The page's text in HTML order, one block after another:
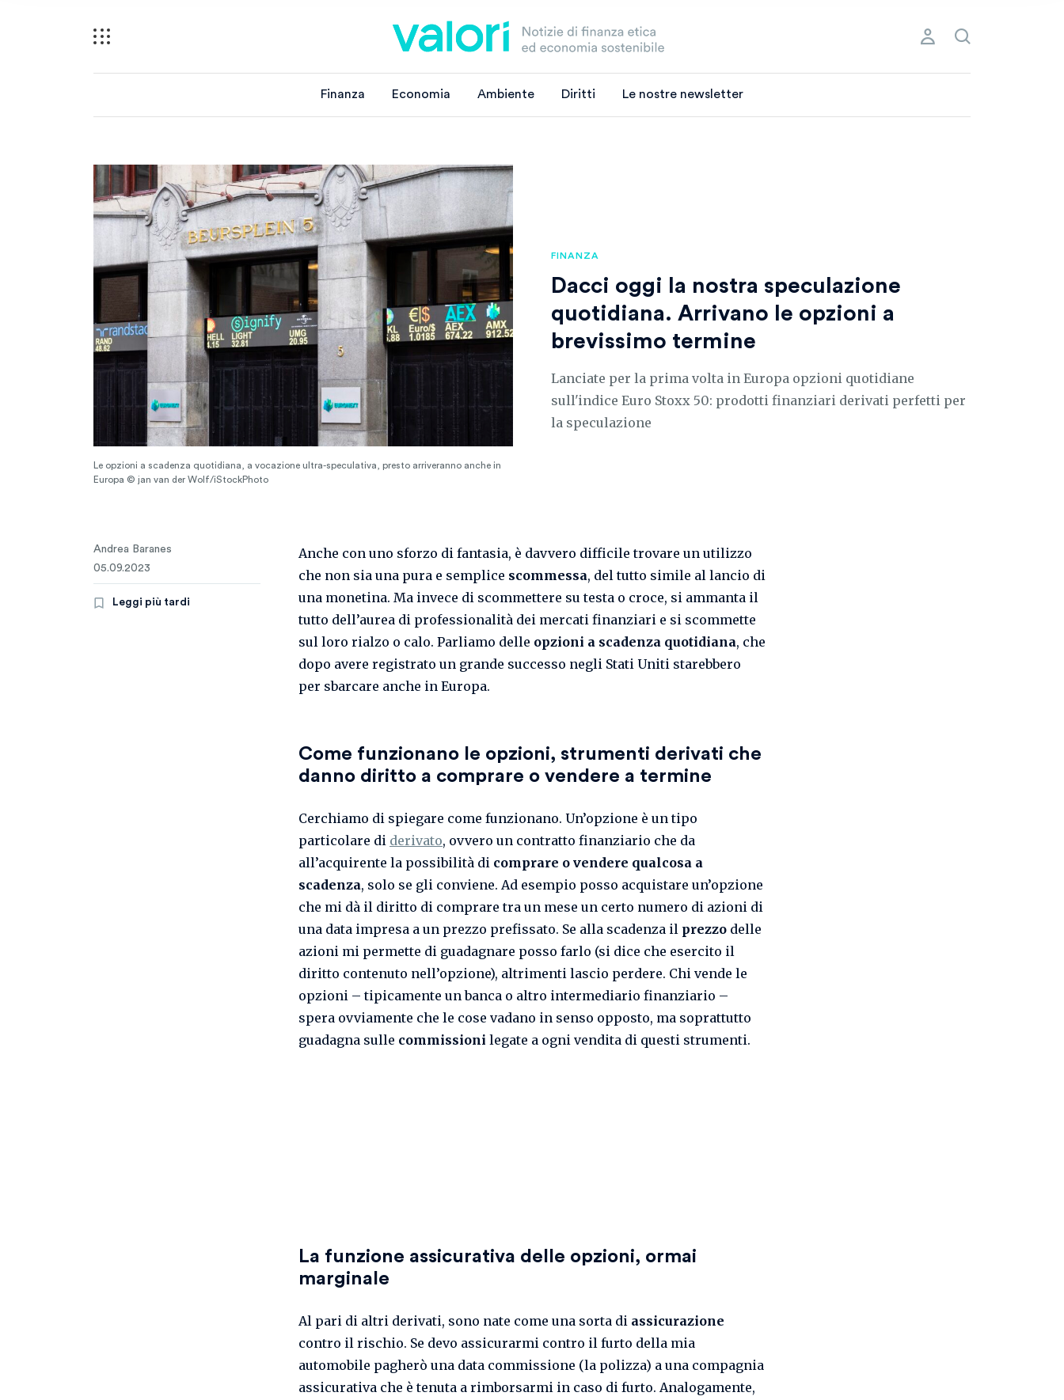
Finanza Economia Ambiente Diritti Le nostre newsletter
FINANZA
Dacci oggi la nostra speculazione
quotidiana. Arrivano le opzioni a
brevissimo termine
Lanciate per la prima volta in Europa opzioni quotidiane
sull'indice Euro Stoxx 50: prodotti finanziari derivati perfetti per
la speculazione
Le opzioni a scadenza quotidiana, a vocazione ultra-speculativa, presto arriveranno anche in
Europa © jan van der Wolf/iStockPhoto
Andrea Baranes
05.09.2023
Leggi più tardi
Anche con uno sforzo di fantasia, è davvero difficile trovare un utilizzo
che non sia una pura e semplice scommessa, del tutto simile al lancio di
una monetina. Ma invece di scommettere su testa o croce, si ammanta il
tutto dell’aurea di professionalità dei mercati finanziari e si scommette
sul loro rialzo o calo. Parliamo delle opzioni a scadenza quotidiana, che
dopo avere registrato un grande successo negli Stati Uniti starebbero
per sbarcare anche in Europa.
Come funzionano le opzioni, strumenti derivati che
danno diritto a comprare o vendere a termine
Cerchiamo di spiegare come funzionano. Un’opzione è un tipo
particolare di derivato, ovvero un contratto finanziario che da
all’acquirente la possibilità di comprare o vendere qualcosa a
scadenza, solo se gli conviene. Ad esempio posso acquistare un’opzione
che mi dà il diritto di comprare tra un mese un certo numero di azioni di
una data impresa a un prezzo prefissato. Se alla scadenza il prezzo delle
azioni mi permette di guadagnare posso farlo (si dice che esercito il
diritto contenuto nell’opzione), altrimenti lascio perdere. Chi vende le
opzioni – tipicamente un banca o altro intermediario finanziario –
spera ovviamente che le cose vadano in senso opposto, ma soprattutto
guadagna sulle commissioni legate a ogni vendita di questi strumenti.
La funzione assicurativa delle opzioni, ormai
marginale
Al pari di altri derivati, sono nate come una sorta di assicurazione
contro il rischio. Se devo assicurarmi contro il furto della mia
automobile pagherò una data commissione (la polizza) a una compagnia
assicurativa che è tenuta a rimborsarmi in caso di furto. Analogamente,